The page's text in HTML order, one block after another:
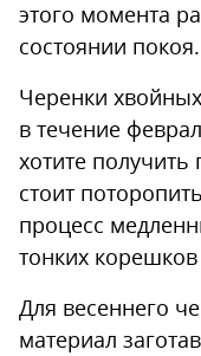
этого момента
состоянии покоя.
Черенки
в течение
хотите
стоит
процесс
тонких
Для весеннего
материал